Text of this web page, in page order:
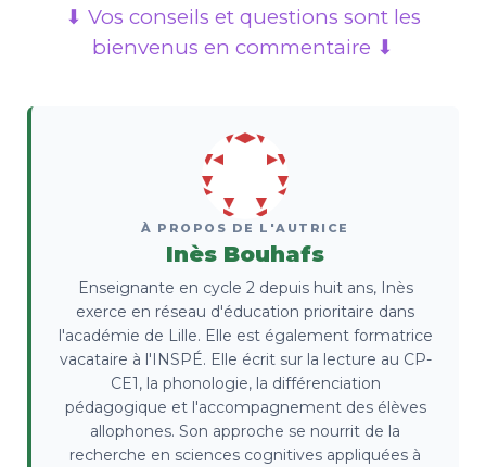
⬇ Vos conseils et questions sont les
bienvenus en commentaire ⬇
À PROPOS DE L'AUTRICE
Inès Bouhafs
Enseignante en cycle 2 depuis huit ans, Inès
exerce en réseau d'éducation prioritaire dans
l'académie de Lille. Elle est également formatrice
vacataire à l'INSPÉ. Elle écrit sur la lecture au CP-
CE1, la phonologie, la différenciation
pédagogique et l'accompagnement des élèves
allophones. Son approche se nourrit de la
recherche en sciences cognitives appliquées à